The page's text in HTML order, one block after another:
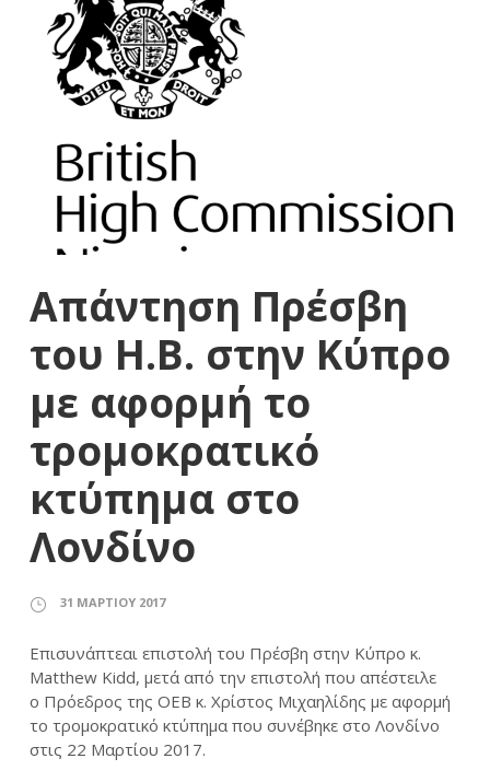
Απάντηση Πρέσβη
του Η.Β. στην Κύπρο
με αφορμή το
τρομοκρατικό
κτύπημα στο
Λονδίνο
31 ΜΑΡΤΊΟΥ 2017
Επισυνάπτεαι επιστολή του Πρέσβη στην Κύπρο κ.
Matthew Kidd, μετά από την επιστολή που απέστειλε
ο Πρόεδρος της ΟΕΒ κ. Χρίστος Μιχαηλίδης με αφορμή
το τρομοκρατικό κτύπημα που συνέβηκε στο Λονδίνο
στις 22 Μαρτίου 2017.